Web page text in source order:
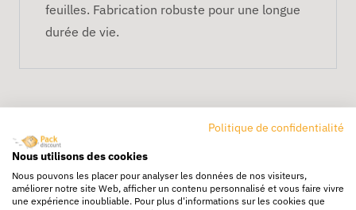
feuilles. Fabrication robuste pour une longue
durée de vie.
Livraison rapide
Politique de confidentialité
Nous utilisons des cookies
Nous pouvons les placer pour analyser les données de nos visiteurs,
améliorer notre site Web, afficher un contenu personnalisé et vous faire vivre
une expérience inoubliable. Pour plus d'informations sur les cookies que